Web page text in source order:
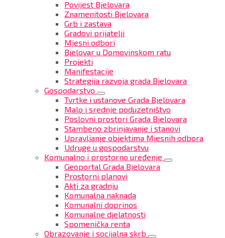
Povijest Bjelovara
Znamenitosti Bjelovara
Grb i zastava
Gradovi prijatelji
Mjesni odbori
Bjelovar u Domovinskom ratu
Projekti
Manifestacije
Strategija razvoja grada Bjelovara
Gospodarstvo
Tvrtke i ustanove Grada Bjelovara
Malo i srednje poduzetništvo
Poslovni prostori Grada Bjelovara
Stambeno zbrinjavanje i stanovi
Upravljanje objektima Mjesnih odbora
Udruge u gospodarstvu
Komunalno i prostorno uređenje
Geoportal Grada Bjelovara
Prostorni planovi
Akti za gradnju
Komunalna naknada
Komunalni doprinos
Komunalne djelatnosti
Spomenička renta
Obrazovanje i socijalna skrb